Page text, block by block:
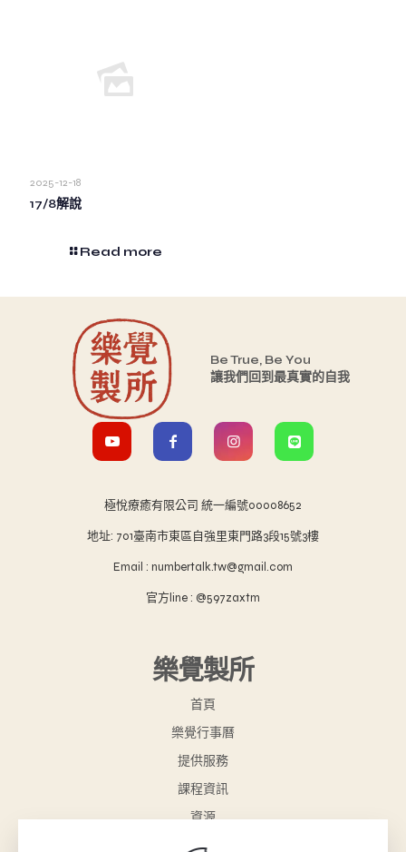
2025-12-18
17/8解說
Read more
Be True, Be You
讓我們回到最真實的自我
極悅療癒有限公司 統一編號00008652
地址: 701臺南市東區自強里東門路3段15號3樓
Email : numbertalk.tw@gmail.com
官方line : @597zaxtm
樂覺製所
首頁
樂覺行事曆
提供服務
課程資訊
資源
樂覺小舖